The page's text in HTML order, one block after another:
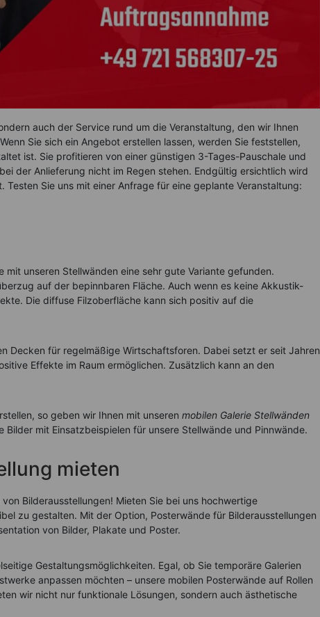
auch der Service rund um die Veranstaltung, den wir Ihnen
Sie sich ein Angebot erstellen lassen, werden Sie feststellen,
ist. Sie profitieren von einer günstigen 3-Tages-Pauschale und
der Anlieferung nicht im Regen stehen. Endgültig ersichtlich wird
Sie uns mit einer Anfrage für eine geplante Veranstaltung:
mit unseren Stellwänden eine sehr gute Variante gefunden.
auf der bepinnbaren Fläche. Auch wenn es keine Akkustik-
Die diffuse Filzoberfläche kann sich positiv auf die
Decken für regelmäßige Wirtschaftsforen. Dabei setzt er seit Jahren
Effekte im Raum ermöglichen. Zusätzlich kann an den
so geben wir Ihnen mit unseren mobilen Galerie Stellwänden
mit Einsatzbeispielen für unsere Stellwände und Pinnwände.
mieten
Bilderausstellungen! Mieten Sie bei uns hochwertige
zu gestalten. Mit der Option, Posterwände für Bilderausstellungen
von Bilder, Plakate und Poster.
Gestaltungsmöglichkeiten. Egal, ob Sie temporäre Galerien
anpassen möchten – unsere mobilen Posterwände auf Rollen
wir nicht nur funktionale Lösungen, sondern auch ästhetische